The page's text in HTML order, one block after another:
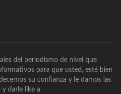
del periodismo de nivel que
para que usted, esté bien
su confianza y le damos las
y darle like a